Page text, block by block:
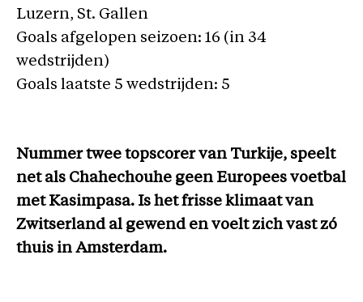
Luzern, St. Gallen
Goals afgelopen seizoen: 16 (in 34
wedstrijden)
Goals laatste 5 wedstrijden: 5
Nummer twee topscorer van Turkije, speelt
net als Chahechouhe geen Europees voetbal
met Kasimpasa. Is het frisse klimaat van
Zwitserland al gewend en voelt zich vast zó
thuis in Amsterdam.